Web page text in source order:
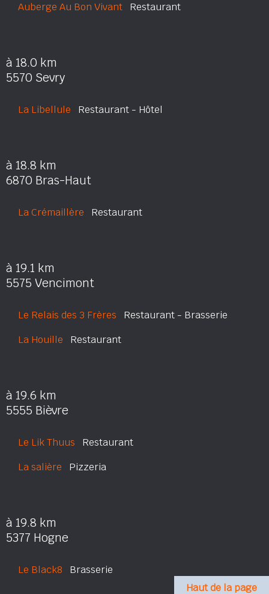
Auberge Au Bon Vivant Restaurant
à 18.0 km
5570 Sevry
La Libellule Restaurant - Hôtel
à 18.8 km
6870 Bras-Haut
La Crémaillère Restaurant
à 19.1 km
5575 Vencimont
Le Relais des 3 Frères Restaurant - Brasserie
La Houille Restaurant
à 19.6 km
5555 Bièvre
Le Lik Thuus Restaurant
La salière Pizzeria
à 19.8 km
5377 Hogne
Le Black8 Brasserie
Haut de la page